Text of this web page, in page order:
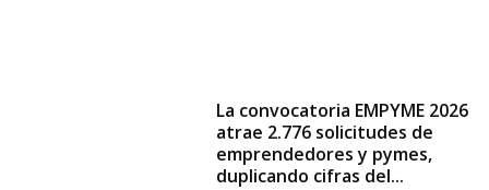
La convocatoria EMPYME 2026
atrae 2.776 solicitudes de
emprendedores y pymes,
duplicando cifras del...